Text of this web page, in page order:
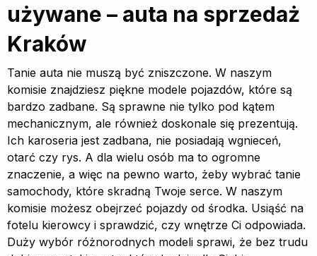
używane – auta na sprzedaż
Kraków
Tanie auta nie muszą być zniszczone. W naszym
komisie znajdziesz piękne modele pojazdów, które są
bardzo zadbane. Są sprawne nie tylko pod kątem
mechanicznym, ale również doskonale się prezentują.
Ich karoseria jest zadbana, nie posiadają wgnieceń,
otarć czy rys. A dla wielu osób ma to ogromne
znaczenie, a więc na pewno warto, żeby wybrać tanie
samochody, które skradną Twoje serce. W naszym
komisie możesz obejrzeć pojazdy od środka. Usiąść na
fotelu kierowcy i sprawdzić, czy wnętrze Ci odpowiada.
Duży wybór różnorodnych modeli sprawi, że bez trudu